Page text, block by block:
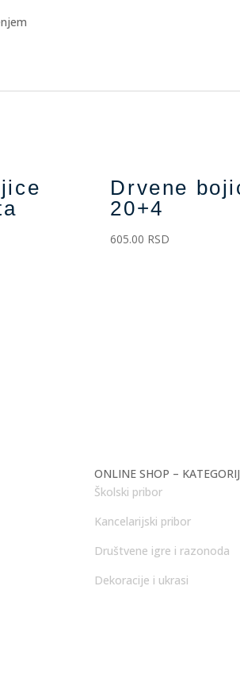
Drvene
20+4
605.00 RSD
ONLINE SHOP –
Školski pribor
Kancelarijski pribor
Društvene igre i razonoda
Dekoracije i ukrasi